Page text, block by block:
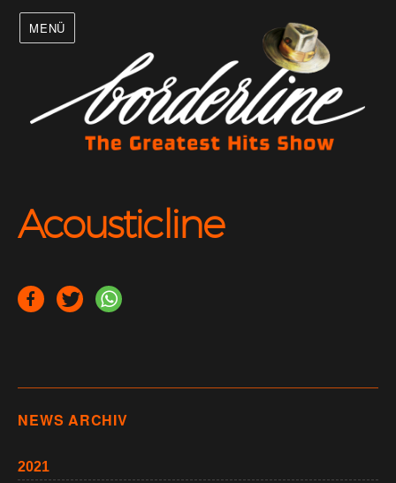
MENÜ
Acousticline
NEWS ARCHIV
2021